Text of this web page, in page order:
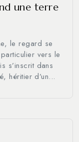
une terre
le regard se
vers le
s’inscrit dans
héritier d’un...